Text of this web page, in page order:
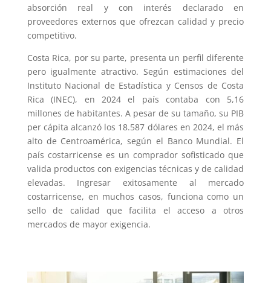
absorción real y con interés declarado en
proveedores externos que ofrezcan calidad y precio
competitivo.
Costa Rica, por su parte, presenta un perfil diferente
pero igualmente atractivo. Según estimaciones del
Instituto Nacional de Estadística y Censos de Costa
Rica (INEC), en 2024 el país contaba con 5,16
millones de habitantes. A pesar de su tamaño, su PIB
per cápita alcanzó los 18.587 dólares en 2024, el más
alto de Centroamérica, según el Banco Mundial. El
país costarricense es un comprador sofisticado que
valida productos con exigencias técnicas y de calidad
elevadas. Ingresar exitosamente al mercado
costarricense, en muchos casos, funciona como un
sello de calidad que facilita el acceso a otros
mercados de mayor exigencia.